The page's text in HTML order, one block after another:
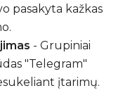
pasakyta kažkas
- Grupiniai
"Telegram"
įtarimų.